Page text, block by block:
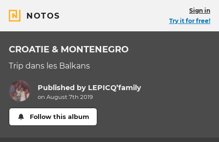
NOTOS
Sign in
Try it for free!
CROATIE & MONTENEGRO
Trip dans les Balkans
Published by LEPICQ’family
on August 7th 2019
Follow this album